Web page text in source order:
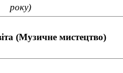
року)
(Музичне мистецтво)